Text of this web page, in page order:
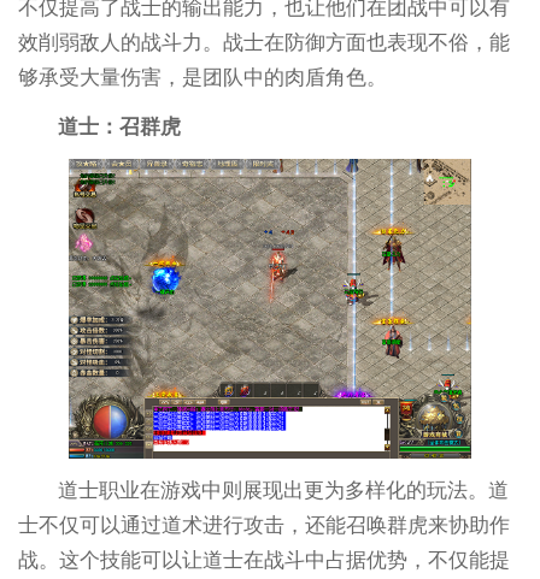
不仅提高了战士的输出能力，也让他们在团战中可以有
效削弱敌人的战斗力。战士在防御方面也表现不俗，能
够承受大量伤害，是团队中的肉盾角色。
道士：召群虎
道士职业在游戏中则展现出更为多样化的玩法。道
士不仅可以通过道术进行攻击，还能召唤群虎来协助作
战。这个技能可以让道士在战斗中占据优势，不仅能提